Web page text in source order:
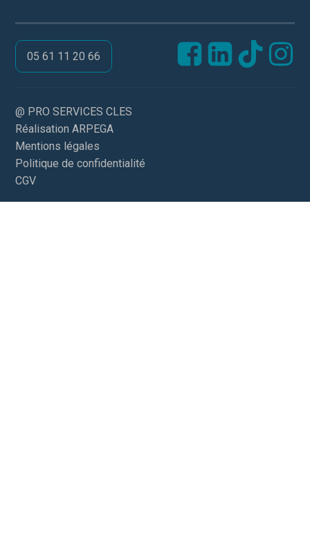
05 61 11 20 66
@ PRO SERVICES CLES
Réalisation ARPEGA
Mentions légales
Politique de confidentialité
CGV